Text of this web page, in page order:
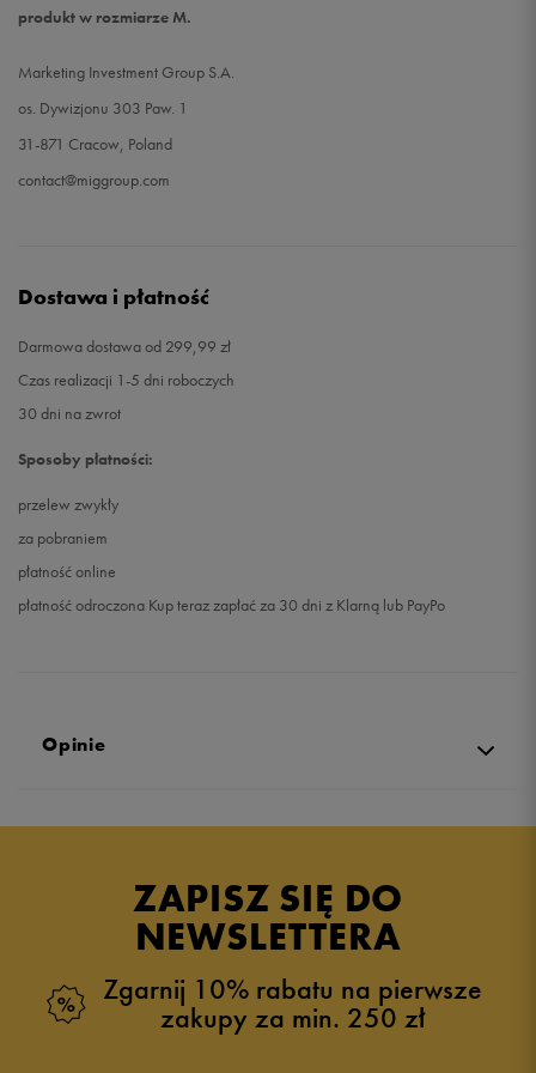
produkt w rozmiarze M.
Marketing Investment Group S.A.
os. Dywizjonu 303 Paw. 1
31-871 Cracow, Poland
contact@miggroup.com
Dostawa i płatność
Darmowa dostawa od 299,99 zł
Czas realizacji 1-5 dni roboczych
30 dni na zwrot
Sposoby płatności:
przelew zwykły
za pobraniem
płatność online
płatność odroczona Kup teraz zapłać za 30 dni z Klarną lub PayPo
Opinie
4.9
zebranych i zweryfikowanych przez
ZAPISZ SIĘ DO
NEWSLETTERA
Zgarnij 10% rabatu na pierwsze
zakupy za min. 250 zł